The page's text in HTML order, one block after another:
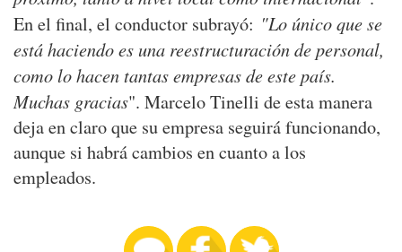
En el final, el conductor subrayó: "Lo único que se
está haciendo es una reestructuración de personal,
como lo hacen tantas empresas de este país.
Muchas gracias". Marcelo Tinelli de esta manera
deja en claro que su empresa seguirá funcionando,
aunque si habrá cambios en cuanto a los
empleados.